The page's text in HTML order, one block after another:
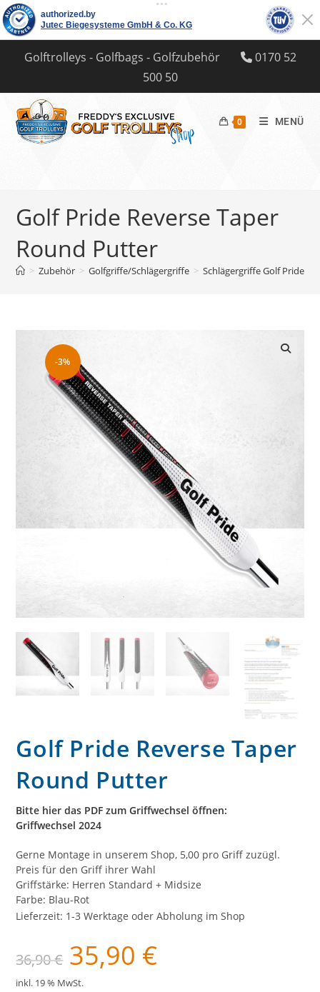
InhaltGolftrolleys - Golfbags - Golfzubehör
0170 52
500 50
0 MENÜ
Golf Pride Reverse Taper
Round Putter
> Zubehör > Golfgriffe/Schlägergriffe > Schlägergriffe Golf Pride
-3%
Golf Pride Reverse Taper
Round Putter
Bitte hier das PDF zum Griffwechsel öffnen:
Griffwechsel 2024
Gerne Montage in unserem Shop, 5,00 pro Griff zuzügl.
Preis für den Griff ihrer Wahl
Griffstärke: Herren Standard + Midsize
Farbe: Blau-Rot
Lieferzeit: 1-3 Werktage oder Abholung im Shop
36,90€
Ursprünglicher
Preis
war:
35,90 €Aktueller
inkl. 19 % MwSt.